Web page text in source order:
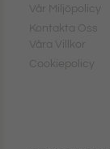
Vår Miljöpolicy
Kontakta Oss
Våra Villkor
Cookiepolicy